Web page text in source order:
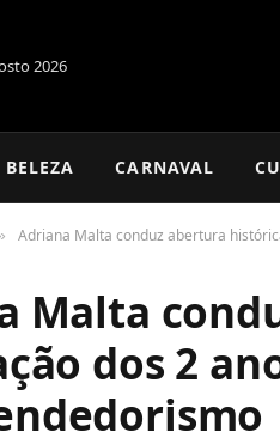
2026
BELEZA CARNAVAL
Adriana Malta conduz abertura
Malta
dos 2